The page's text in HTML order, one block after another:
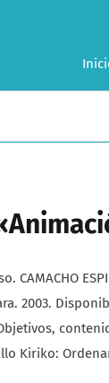
CAMACHO
2003.
Kiriko: